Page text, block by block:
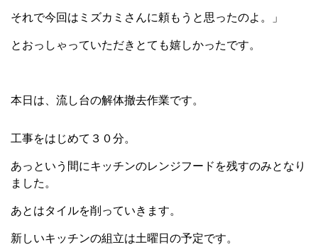
それで今回はミズカミさんに頼もうと思ったのよ。」
とおっしゃっていただきとても嬉しかったです。
本日は、流し台の解体撤去作業です。
工事をはじめて３０分。
あっという間にキッチンのレンジフードを残すのみとなり
ました。
あとはタイルを削っていきます。
新しいキッチンの組立は土曜日の予定です。